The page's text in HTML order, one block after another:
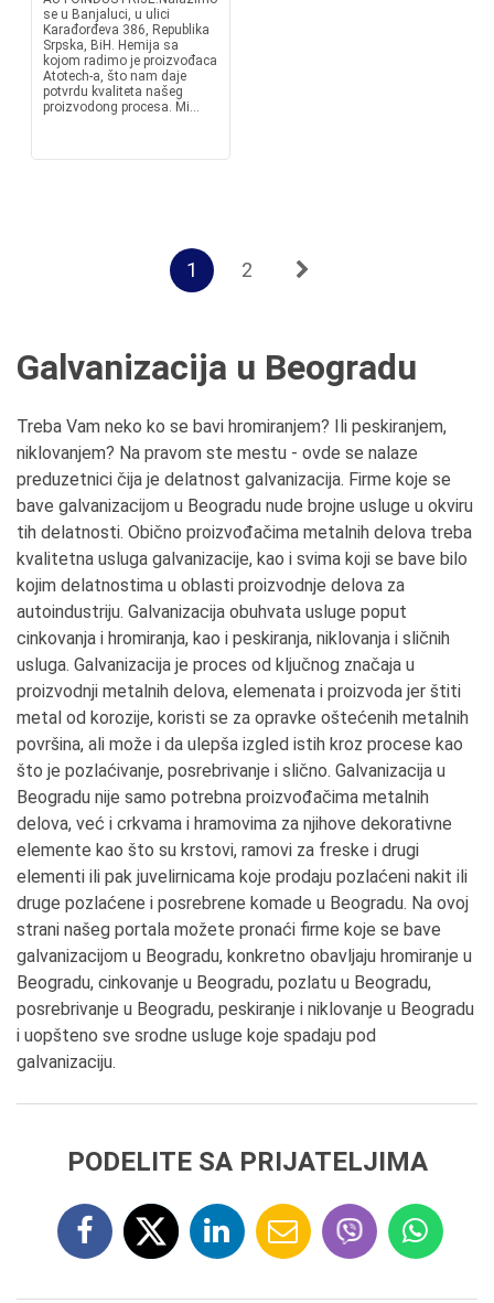
se u Banjaluci, u ulici
Karađorđeva 386, Republika
Srpska, BiH. Hemija sa
kojom radimo je proizvođaca
Atotech-a, što nam daje
potvrdu kvaliteta našeg
proizvodong procesa. Mi...
1 2
Galvanizacija u Beogradu
Treba Vam neko ko se bavi hromiranjem? Ili peskiranjem,
niklovanjem? Na pravom ste mestu - ovde se nalaze
preduzetnici čija je delatnost galvanizacija. Firme koje se
bave galvanizacijom u Beogradu nude brojne usluge u okviru
tih delatnosti. Obično proizvođačima metalnih delova treba
kvalitetna usluga galvanizacije, kao i svima koji se bave bilo
kojim delatnostima u oblasti proizvodnje delova za
autoindustriju. Galvanizacija obuhvata usluge poput
cinkovanja i hromiranja, kao i peskiranja, niklovanja i sličnih
usluga. Galvanizacija je proces od ključnog značaja u
proizvodnji metalnih delova, elemenata i proizvoda jer štiti
metal od korozije, koristi se za opravke oštećenih metalnih
površina, ali može i da ulepša izgled istih kroz procese kao
što je pozlaćivanje, posrebrivanje i slično. Galvanizacija u
Beogradu nije samo potrebna proizvođačima metalnih
delova, već i crkvama i hramovima za njihove dekorativne
elemente kao što su krstovi, ramovi za freske i drugi
elementi ili pak juvelirnicama koje prodaju pozlaćeni nakit ili
druge pozlaćene i posrebrene komade u Beogradu. Na ovoj
strani našeg portala možete pronaći firme koje se bave
galvanizacijom u Beogradu, konkretno obavljaju hromiranje u
Beogradu, cinkovanje u Beogradu, pozlatu u Beogradu,
posrebrivanje u Beogradu, peskiranje i niklovanje u Beogradu
i uopšteno sve srodne usluge koje spadaju pod
galvanizaciju.
PODELITE SA PRIJATELJIMA